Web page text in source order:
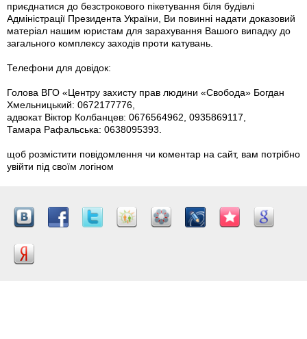
приєднатися до безстрокового пікетування біля будівлі
Адміністрації Президента України, Ви повинні надати доказовий
матеріал нашим юристам для зарахування Вашого випадку до
загального комплексу заходів проти катувань.
Телефони для довідок:
Голова ВГО «Центру захисту прав людини «Свобода» Богдан
Хмельницький: 0672177776,
адвокат Віктор Колбанцев: 0676564962, 0935869117,
Тамара Рафальська: 0638095393.
щоб розмістити повідомлення чи коментар на сайт, вам потрібно
увійти під своїм логіном